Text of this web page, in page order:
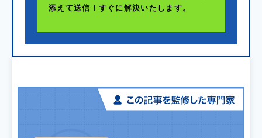
添えて送信！すぐに解決いたします。